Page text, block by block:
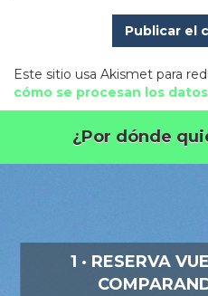
Este sitio usa Akismet para
cómo se procesan los
¿Por dónde
1 · RESERVA